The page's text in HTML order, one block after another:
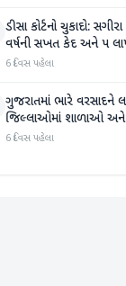
ડીસા કોર્ટનો ચુકાદો:
વર્ષની સખત કેદ અને ૫
6 દિવસ પહેલા
ગુજરાતમાં ભારે વરસાદને
જિલ્લાઓમાં શાળાઓ
6 દિવસ પહેલા